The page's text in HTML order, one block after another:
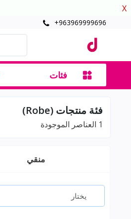
X
+963969999696
فئات
فئة منتجات (Robe)
1 العناصر الموجودة
منقي